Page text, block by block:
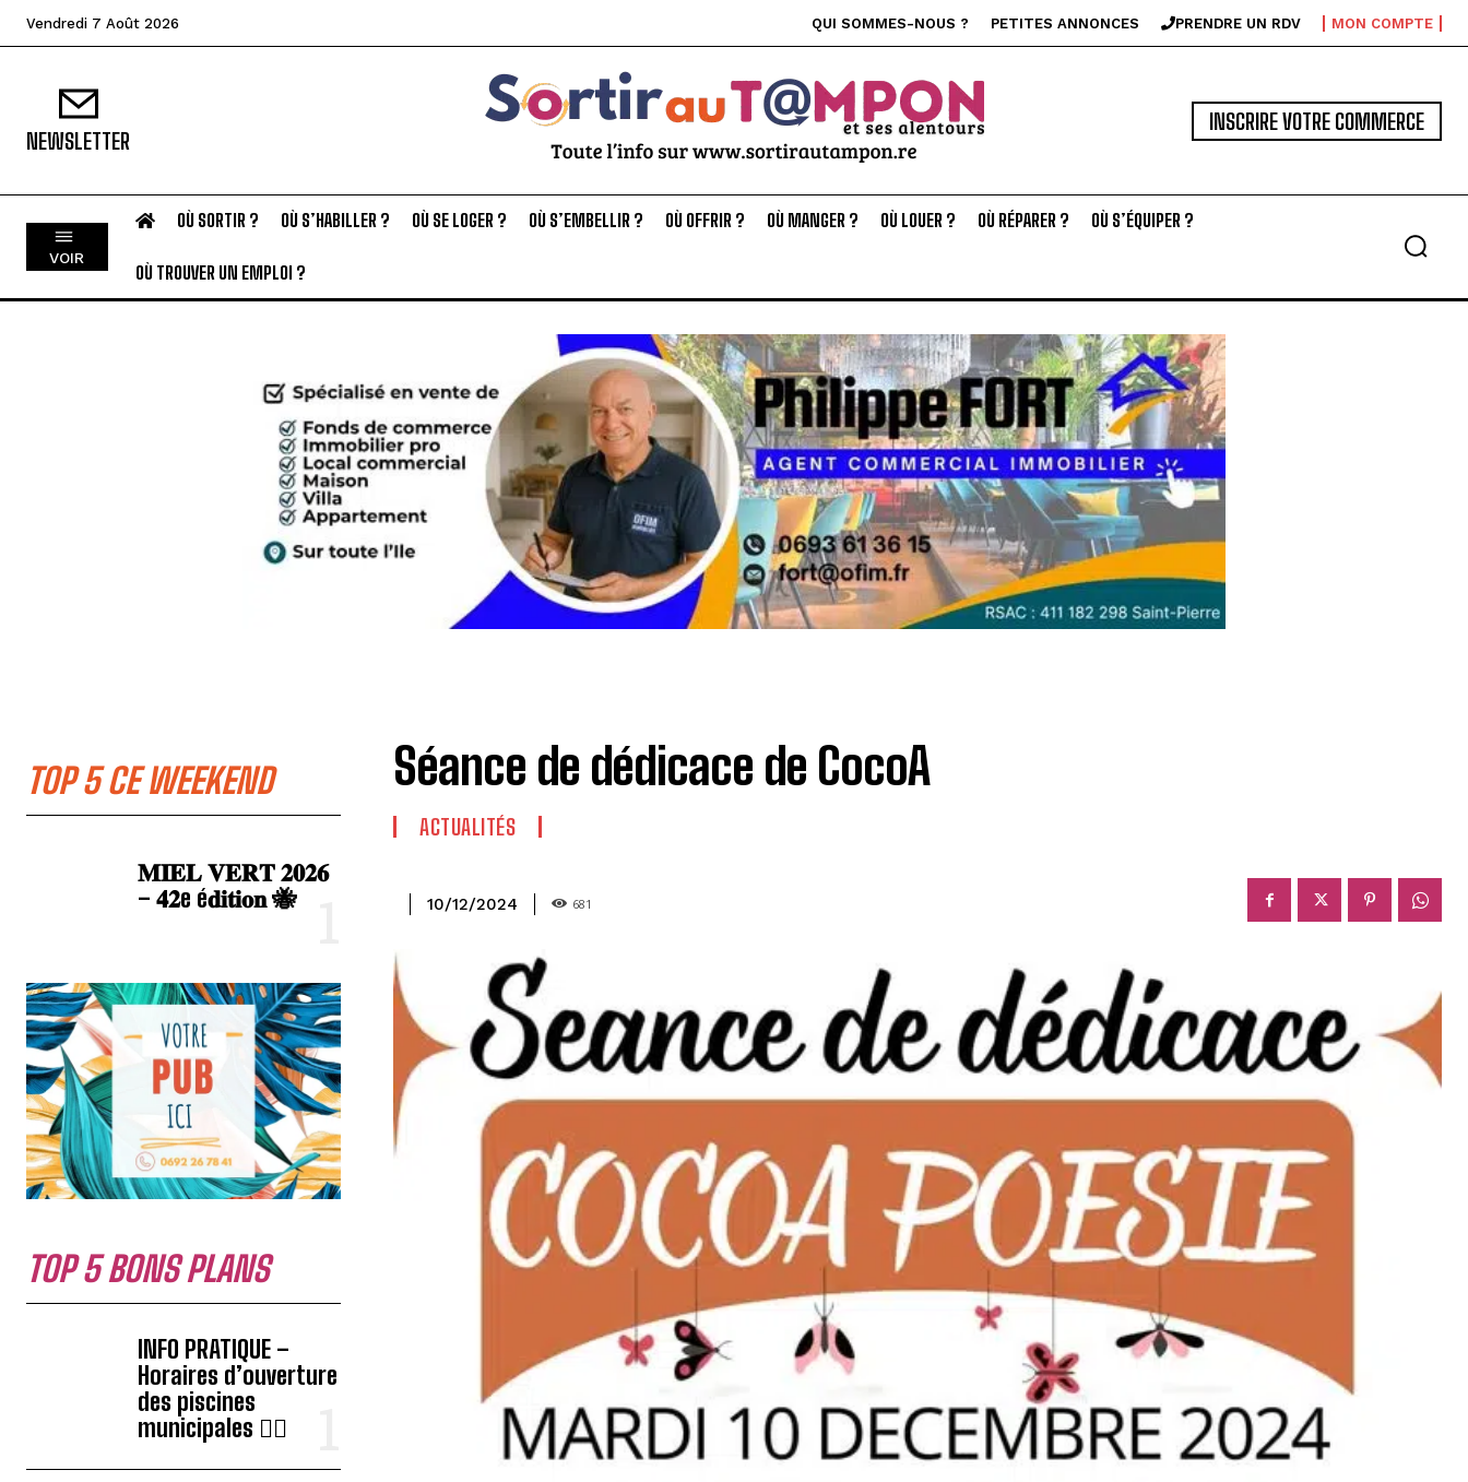
Vendredi 7 Août 2026 QUI SOMMES-NOUS ? PETITES ANNONCES PRENDRE UN RDV MON COMPTE
NEWSLETTER
INSCRIRE VOTRE COMMERCE
VOIR
OÙ SORTIR ? OÙ S’HABILLER ? OÙ SE LOGER ? OÙ S’EMBELLIR ? OÙ OFFRIR ? OÙ MANGER ? OÙ LOUER ? OÙ RÉPARER ? OÙ S’ÉQUIPER ?
OÙ TROUVER UN EMPLOI ?
TOP 5 CE WEEKEND
𝐌𝐈𝐄𝐋 𝐕𝐄𝐑𝐓 𝟐𝟎𝟐𝟔
– 𝟒𝟐e é𝐝𝐢𝐭𝐢𝐨𝐧 🐝
TOP 5 BONS PLANS
INFO PRATIQUE –
Horaires d’ouverture
des piscines
municipales 🏊‍♂️
Séance de dédicace de CocoA
ACTUALITÉS
10/12/2024 681